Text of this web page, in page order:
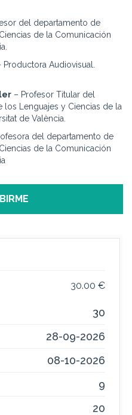
del departamento de
de la Comunicación
Productora Audiovisual.
– Profesor Titular del
los Lenguajes y Ciencias de la
de València.
del departamento de
de la Comunicación
30.00 €
30
28-09-2026
08-10-2026
9
20